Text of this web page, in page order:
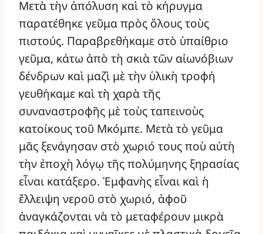
Μετὰ τὴν ἀπόλυση καὶ τὸ κήρυγμα
παρατέθηκε γεῦμα πρὸς ὅλους τοὺς
πιστούς. Παραβρεθήκαμε στὸ ὑπαίθριο
γεῦμα, κάτω ἀπὸ τὴ σκιὰ τῶν αἰωνόβιων
δένδρων καὶ μαζὶ μὲ τὴν ὑλικὴ τροφή
γευθήκαμε καὶ τὴ χαρὰ τῆς
συναναστροφῆς μὲ τοὺς ταπεινοὺς
κατοίκους τοῦ Μκόμπε. Μετὰ τὸ γεῦμα
μᾶς ξενάγησαν στὸ χωριό τους ποὺ αὐτὴ
τὴν ἐποχὴ λόγῳ τῆς πολύμηνης ξηρασίας
εἶναι κατάξερο. Ἐμφανὴς εἶναι καὶ ἡ
ἔλλειψη νεροῦ στὸ χωριό, ἀφοῦ
ἀναγκάζονται νὰ τὸ μεταφέρουν μικρὰ